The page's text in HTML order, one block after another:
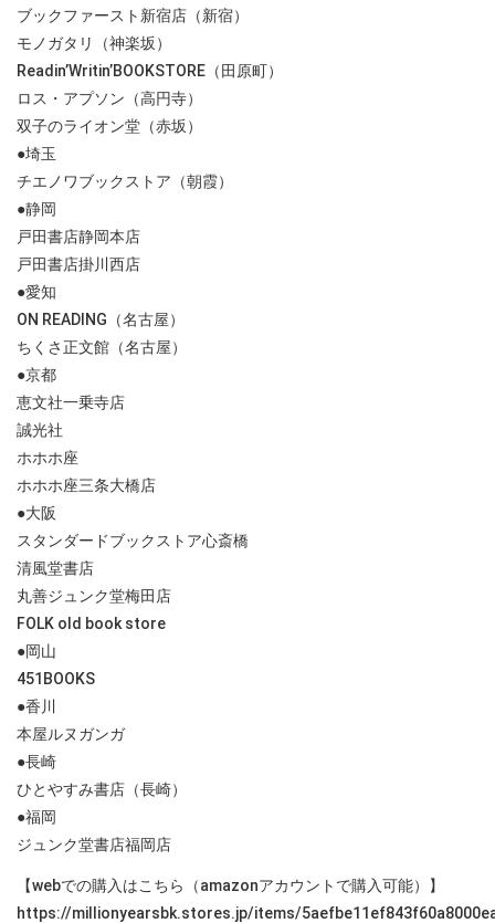
ブックファースト新宿店（新宿）
モノガタリ（神楽坂）
Readin’Writin’BOOKSTORE（田原町）
ロス・アプソン（高円寺）
双子のライオン堂（赤坂）
●埼玉
チエノワブックストア（朝霞）
●静岡
戸田書店静岡本店
戸田書店掛川西店
●愛知
ON READING（名古屋）
ちくさ正文館（名古屋）
●京都
恵文社一乗寺店
誠光社
ホホホ座
ホホホ座三条大橋店
●大阪
スタンダードブックストア心斎橋
清風堂書店
丸善ジュンク堂梅田店
FOLK old book store
●岡山
451BOOKS
●香川
本屋ルヌガンガ
●長崎
ひとやすみ書店（長崎）
●福岡
ジュンク堂書店福岡店
【webでの購入はこちら（amazonアカウントで購入可能）】
https://millionyearsbk.stores.jp/items/